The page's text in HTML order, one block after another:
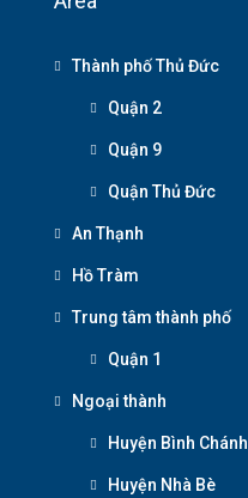
Thành phố Thủ Đức
Quận 2
Quận 9
Quận Thủ Đức
An Thạnh
Hồ Tràm
Trung tâm thành phố
Quận 1
Ngoại thành
Huyện Bình Chánh
Huyện Nhà Bè